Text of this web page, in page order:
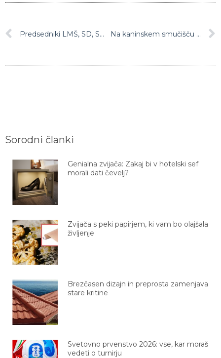
Predsedniki LMŠ, SD, SMC, SAB in DeSUS podpisali koalicijski sporazum Na kaninskem smučišču nameravajo v prihodnjih letih zgraditi novo krožno kabinsko žičnico
Sorodni članki
Genialna zvijača: Zakaj bi v hotelski sef
morali dati čevelj?
Zvijača s peki papirjem, ki vam bo olajšala
življenje
Brezčasen dizajn in preprosta zamenjava
stare kritine
Svetovno prvenstvo 2026: vse, kar moraš
vedeti o turnirju